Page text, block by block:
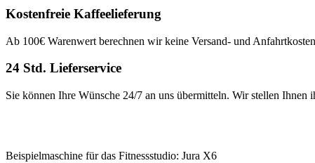
Kostenfreie Kaffeelieferung
Ab 100€ Warenwert berechnen wir keine Versand- und
24 Std. Lieferservice
Sie können Ihre Wünsche 24/7 an uns übermitteln. Wir stellen
Beispielmaschine für das Fitnessstudio: Jura X6